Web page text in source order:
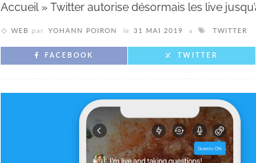
Accueil» Twitter autorise désormais les live
WEB par YOHANN POIRON le 31 MAI 2019 TWITTER
FACEBOOK TWITTER